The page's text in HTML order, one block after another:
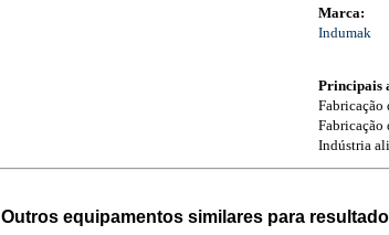
Marca:
Indumak
Principais
Fabricação
Fabricação
Indústria
Outros equipamentos similares para